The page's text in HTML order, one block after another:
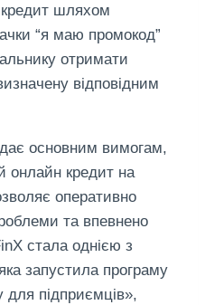
шляхом
“я маю промокод”
отримати
відповідним
основним вимогам,
онлайн кредит на
оперативно
та впевнено
стала однією з
запустила програму
для підприємців»,